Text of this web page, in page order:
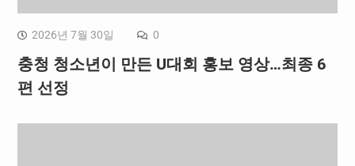
2026년 7월 30일 0
충청 청소년이 만든 U대회 홍보 영상…최종 6
편 선정